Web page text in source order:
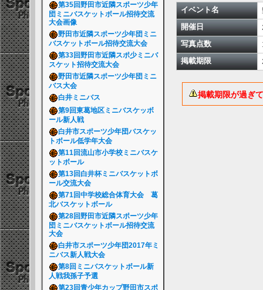
第35回野田市近隣スポーツ少年
団ミニバスケットボール招待交流
大会画像
野田市近隣スポーツ少年団ミニ
バスケットボール招待交流大会
第33回野田市近隣スポ少ミニバ
スケット招待交流大会
野田市近隣スポーツ少年団ミニ
バス大会
白井ミニバス
第9回東葛地区ミニバスケッボ
ール新人戦
白井市スポーツ少年団バスケッ
トボール低学年大会
第11回流山市小学校ミニバスケ
ットボール
第13回白井杯ミニバスケットボ
ール交流大会
第71回中学校総合体育大会 葛
北バスケットボール
第28回野田市近隣スポーツ少年
団ミニバスケットボール招待交流
大会
白井市スポーツ少年団2017年ミ
ニバス新人戦大会
第8回ミニバスケットボール新
人戦我孫子予選
第23回青少年カップ野田市スポ
イベント名
開催日
写真点数
掲載期限
掲載期限が過ぎ